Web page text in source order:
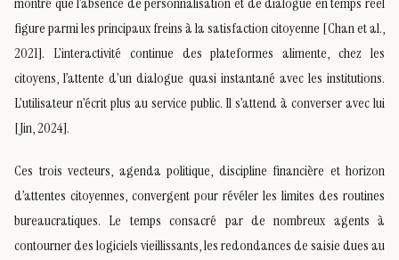
figure parmi les principaux freins à la satisfaction citoyenne [Chan et al.,
2021]. L’interactivité continue des plateformes alimente, chez les
citoyens, l’attente d’un dialogue quasi instantané avec les institutions.
L’utilisateur n’écrit plus au service public. Il s’attend à converser avec lui
[Jin, 2024].
Ces trois vecteurs, agenda politique, discipline financière et horizon
d’attentes citoyennes, convergent pour révéler les limites des routines
bureaucratiques. Le temps consacré par de nombreux agents à
contourner des logiciels vieillissants, les redondances de saisie dues au